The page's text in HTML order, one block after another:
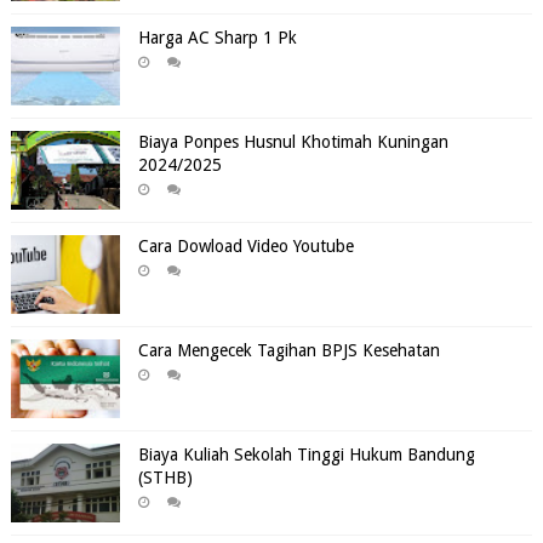
Harga AC Sharp 1 Pk
Biaya Ponpes Husnul Khotimah Kuningan
2024/2025
Cara Dowload Video Youtube
Cara Mengecek Tagihan BPJS Kesehatan
Biaya Kuliah Sekolah Tinggi Hukum Bandung
(STHB)